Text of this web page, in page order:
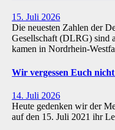
15. Juli 2026
Die neuesten Zahlen der
Gesellschaft (DLRG) sind
kamen in Nordrhein-
Wir vergessen Euch
14. Juli 2026
Heute gedenken wir der
auf den 15. Juli 2021 ihr